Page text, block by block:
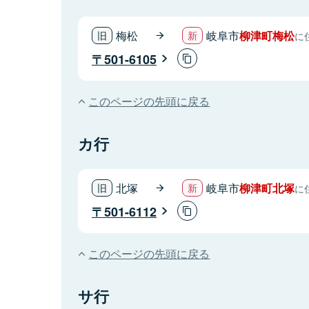
梅松 岐阜市柳津町梅松に
501-6105
このページの先頭に戻る
カ行
北塚 岐阜市柳津町北塚に
501-6112
このページの先頭に戻る
サ行